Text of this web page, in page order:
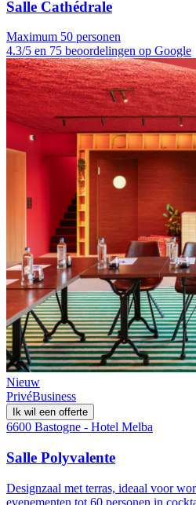
Salle Cathédrale
Maximum 50 personen
4.3/5 en 75 beoordelingen op Google
Nieuw
PrivéBusiness
Ik wil een offerte
6600 Bastogne - Hotel Melba
Salle Polyvalente
Designzaal met terras, ideaal voor
evenementen tot 60 personen in